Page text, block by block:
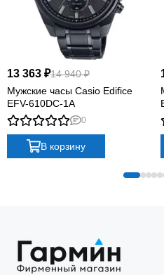
13 363 ₽14 940 ₽
Мужские часы Casio Edifice
EFV-610DC-1A
0
В корзину